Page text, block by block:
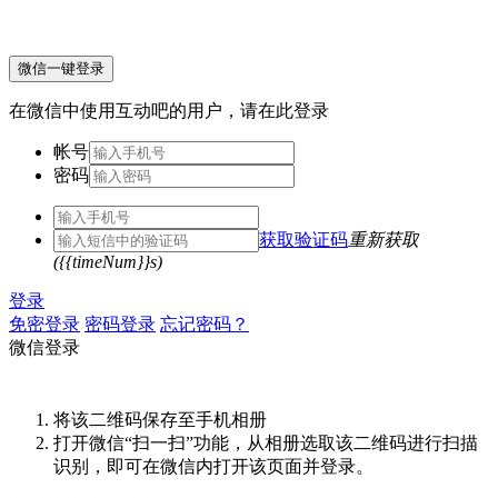
微信一键登录
在微信中使用互动吧的用户，请在此登录
帐号
密码
获取验证码重新获取
({{timeNum}}s)
登录
免密登录 密码登录 忘记密码？
微信登录
将该二维码保存至手机相册
打开微信“扫一扫”功能，从相册选取该二维码进行扫描
识别，即可在微信内打开该页面并登录。